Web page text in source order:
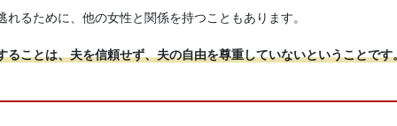
れるために、他の女性と関係を持つこともあります。
ることは、夫を信頼せず、夫の自由を尊重していないということです